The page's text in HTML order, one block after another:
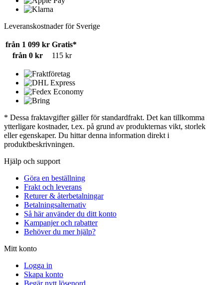
Leveranskostnader för Sverige
från 1 099 kr Gratis*
från 0 kr
115 kr
* Dessa fraktavgifter gäller för standardfrakt. Det kan tillkomma
ytterligare kostnader, t.ex. på grund av produkternas vikt, storlek
eller egenskaper. Du hittar denna information direkt i
produktbeskrivningen.
Hjälp och support
Göra en beställning
Frakt och leverans
Returer & återbetalningar
Betalningsalternativ
Så här använder du ditt konto
Kampanjer och rabatter
Behöver du mer hjälp?
Mitt konto
Logga in
Skapa konto